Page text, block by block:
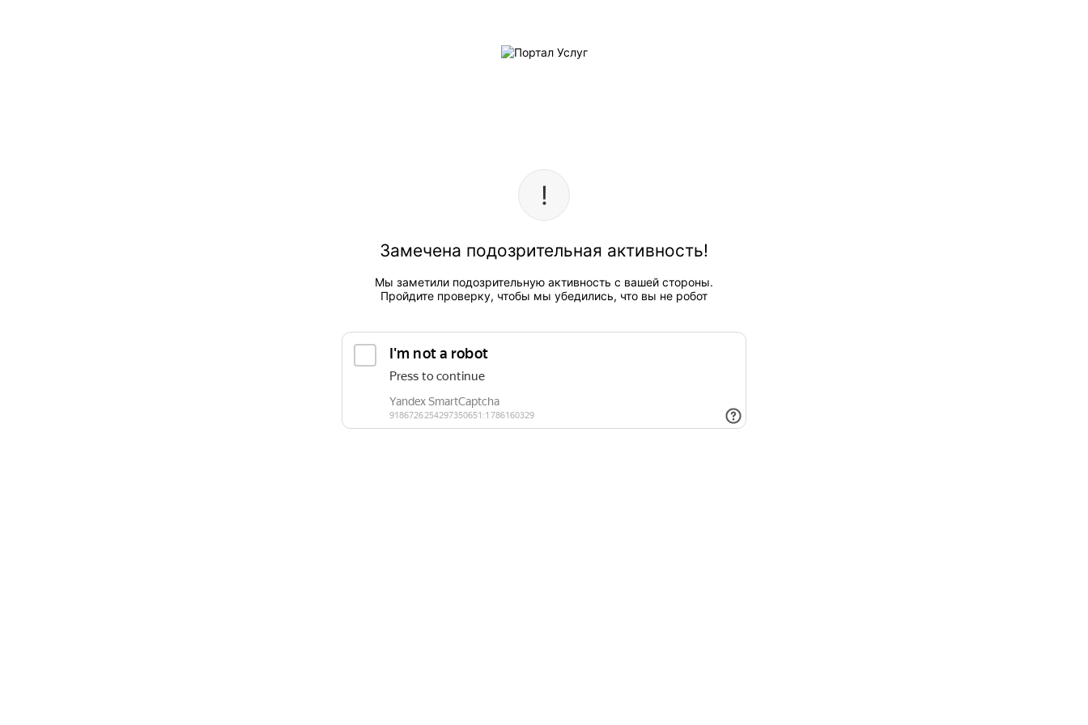
Замечена подозрительная активность!
Мы заметили подозрительную активность с вашей стороны.
Пройдите проверку, чтобы мы убедились, что вы не робот